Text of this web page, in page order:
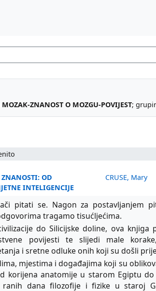
MOZAK-ZNANOST O MOZGU-POVIJEST;
OD
INTELIGENCIJE
CRUSE, Mary
pitati se. Nagon za postavljanjem
tragamo tisućljećima.
do Silicijske doline, ova knjiga
povijesti te slijedi male
i sretne odluke onih koji su došli
mjestima i događajima koji su
korijena anatomije u starom Egiptu
ranih dana filozofije i fizike u staroj